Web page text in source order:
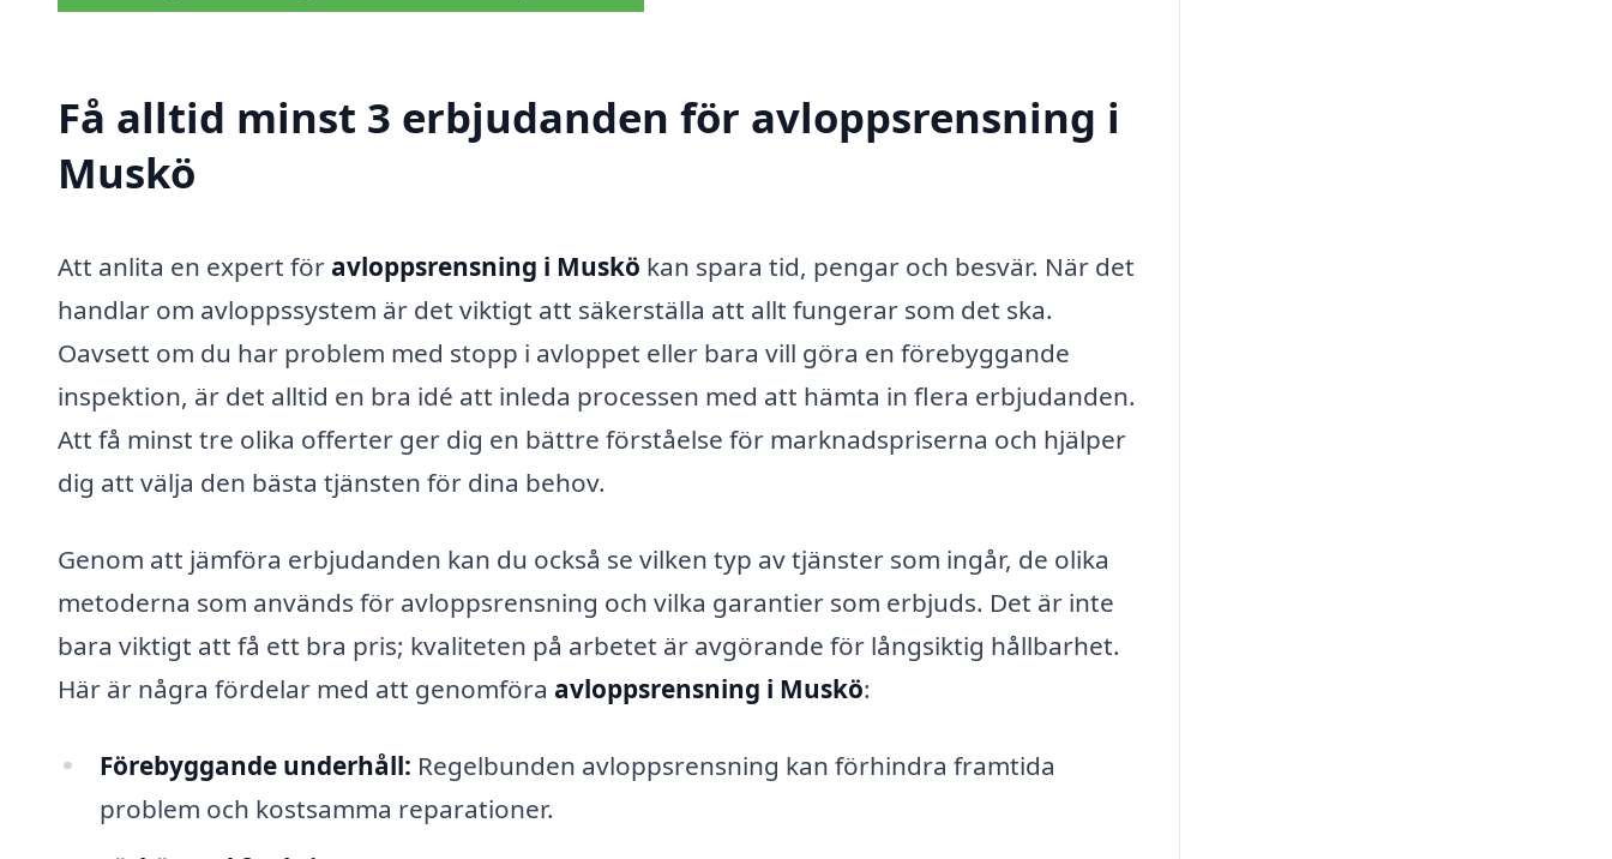
Få alltid minst 3 erbjudanden för avloppsrensning i
Muskö
Att anlita en expert för avloppsrensning i Muskö kan spara tid, pengar och besvär. När det
handlar om avloppssystem är det viktigt att säkerställa att allt fungerar som det ska.
Oavsett om du har problem med stopp i avloppet eller bara vill göra en förebyggande
inspektion, är det alltid en bra idé att inleda processen med att hämta in flera erbjudanden.
Att få minst tre olika offerter ger dig en bättre förståelse för marknadspriserna och hjälper
dig att välja den bästa tjänsten för dina behov.
Genom att jämföra erbjudanden kan du också se vilken typ av tjänster som ingår, de olika
metoderna som används för avloppsrensning och vilka garantier som erbjuds. Det är inte
bara viktigt att få ett bra pris; kvaliteten på arbetet är avgörande för långsiktig hållbarhet.
Här är några fördelar med att genomföra avloppsrensning i Muskö:
Förebyggande underhåll: Regelbunden avloppsrensning kan förhindra framtida
problem och kostsamma reparationer.